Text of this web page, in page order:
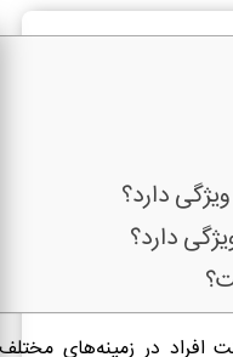
دارد؟
دارد؟
افراد در زمینه‌های